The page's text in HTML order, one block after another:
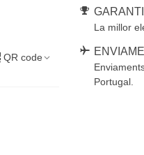
QR code
La millor
Portugal.